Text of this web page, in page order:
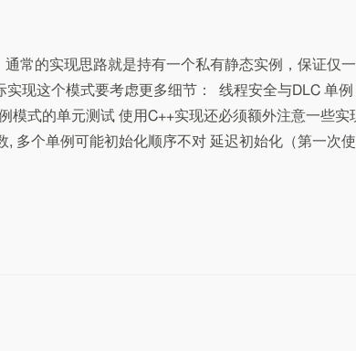
常的实现思路就是持有一个私有静态实例，保证仅一
现这个模式要考虑更多细节： 线程安全与DLC 单例
模式的单元测试 使用C++实现还必须额外注意一些实
多个单例可能初始化顺序不对 延迟初始化（第一次使